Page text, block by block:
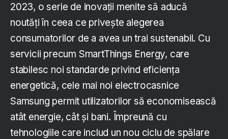
2023, o serie de inovații menite să aducă
noutăți în ceea ce privește alegerea
consumatorilor de a avea un trai sustenabil. Cu
servicii precum SmartThings Energy, care
stabilesc noi standarde privind eficiența
energetică, cele mai noi electrocasnice
Samsung permit utilizatorilor să economisească
atât energie, cât și bani. Împreună cu
tehnologiile care includ un nou ciclu de spălare